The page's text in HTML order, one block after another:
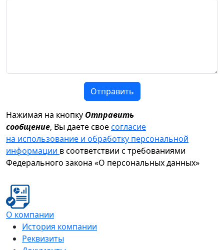
Отправить
Нажимая на кнопку Отправить
сообщение, Вы даете своесогласие
на использование и обработку персональной
информации в соответствии с требованиями
Федерального закона «О персональных данных»
О компании
История компании
Реквизиты